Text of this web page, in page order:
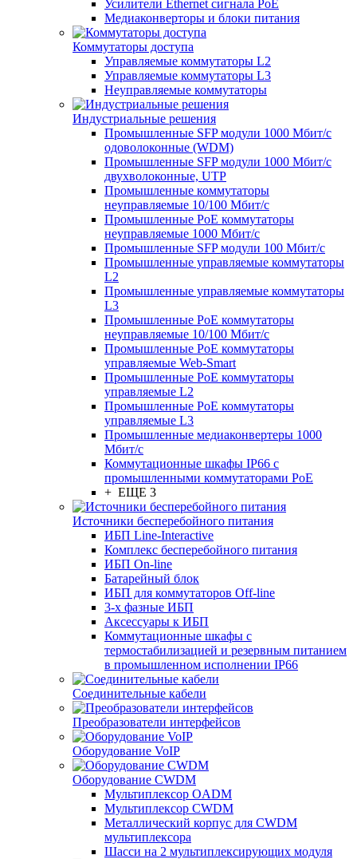
Усилители Ethernet сигнала PoE
Медиаконверторы и блоки питания
Коммутаторы доступа
Управляемые коммутаторы L2
Управляемые коммутаторы L3
Неуправляемые коммутаторы
Индустриальные решения
Промышленные SFP модули 1000 Мбит/c
одоволоконные (WDM)
Промышленные SFP модули 1000 Мбит/c
двухволоконные, UTP
Промышленные коммутаторы
неуправляемые 10/100 Мбит/с
Промышленные PoE коммутаторы
неуправляемые 1000 Мбит/с
Промышленные SFP модули 100 Мбит/c
Промышленные управляемые коммутаторы
L2
Промышленные управляемые коммутаторы
L3
Промышленные PoE коммутаторы
неуправляемые 10/100 Мбит/с
Промышленные PoE коммутаторы
управляемые Web-Smart
Промышленные PoE коммутаторы
управляемые L2
Промышленные PoE коммутаторы
управляемые L3
Промышленные медиаконвертеры 1000
Мбит/с
Коммутационные шкафы IP66 c
промышленными коммутаторами PoE
+ ЕЩЕ 3
Источники бесперебойного питания
ИБП Line-Interactive
Комплекс бесперебойного питания
ИБП On-line
Батарейный блок
ИБП для коммутаторов Off-line
3-х фазные ИБП
Аксессуары к ИБП
Коммутационные шкафы с
термостабилизацией и резервным питанием
в промышленном исполнении IP66
Соединительные кабели
Преобразователи интерфейсов
Оборудование VoIP
Оборудование CWDM
Мультиплекcор OADM
Мультиплексор CWDM
Металлический корпус для CWDM
мультиплексора
Шасси на 2 мультиплексирующих модуля